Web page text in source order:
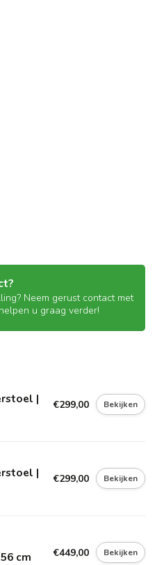
Neem gerust contact met
u graag verder!
| €299,00 Bekijken
| €299,00 Bekijken
cm €449,00 Bekijken